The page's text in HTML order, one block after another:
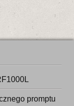
promptu